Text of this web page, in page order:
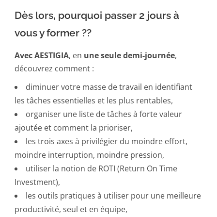
Dès lors, pourquoi passer 2 jours à
vous y former ??
Avec AESTIGIA, en une seule demi-journée,
découvrez comment :
diminuer votre masse de travail en identifiant
les tâches essentielles et les plus rentables,
organiser une liste de tâches à forte valeur
ajoutée et comment la prioriser,
les trois axes à privilégier du moindre effort,
moindre interruption, moindre pression,
utiliser la notion de ROTI (Return On Time
Investment),
les outils pratiques à utiliser pour une meilleure
productivité, seul et en équipe,